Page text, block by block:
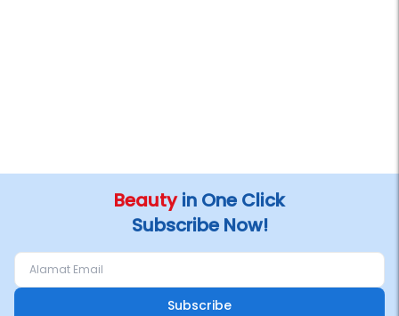
Beautyin One Click
Subscribe Now!
Subscribe